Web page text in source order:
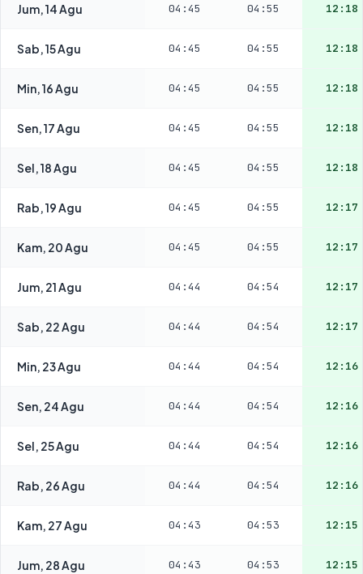
Jum, 14 Agu 04:45 04:55 12:18
Sab, 15 Agu 04:45 04:55 12:18
Min, 16 Agu 04:45 04:55 12:18
Sen, 17 Agu 04:45 04:55 12:18
Sel, 18 Agu 04:45 04:55 12:18
Rab, 19 Agu 04:45 04:55 12:17
Kam, 20 Agu 04:45 04:55 12:17
Jum, 21 Agu 04:44 04:54 12:17
Sab, 22 Agu 04:44 04:54 12:17
Min, 23 Agu 04:44 04:54 12:16
Sen, 24 Agu 04:44 04:54 12:16
Sel, 25 Agu 04:44 04:54 12:16
Rab, 26 Agu 04:44 04:54 12:16
Kam, 27 Agu 04:43 04:53 12:15
Jum, 28 Agu 04:43 04:53 12:15